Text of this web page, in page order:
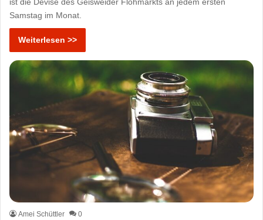
Samstag im Monat.
Weiterlesen >>
Amei Schüttler 0